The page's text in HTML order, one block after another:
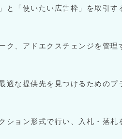
と「使いたい広告枠」を取引す
ク、アドエクスチェンジを管理
適な提供先を見つけるためのプ
ション形式で行い、入札・落札